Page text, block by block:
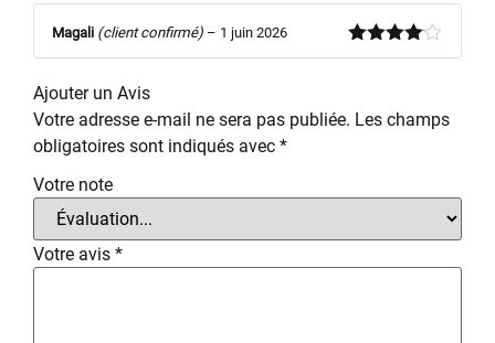
Note4
Magali (client confirmé) – 1 juin 2026
Ajouter un Avis
Votre adresse e-mail ne sera pas publiée. Les champs
obligatoires sont indiqués avec *
Votre note
Votre avis *